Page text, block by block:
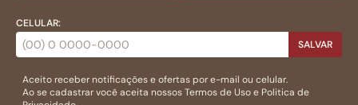
CELULAR:
SALVAR
Aceito receber notificações e ofertas por e-mail ou celular.
Ao se cadastrar você aceita nossosTermos de Usoe Politica de